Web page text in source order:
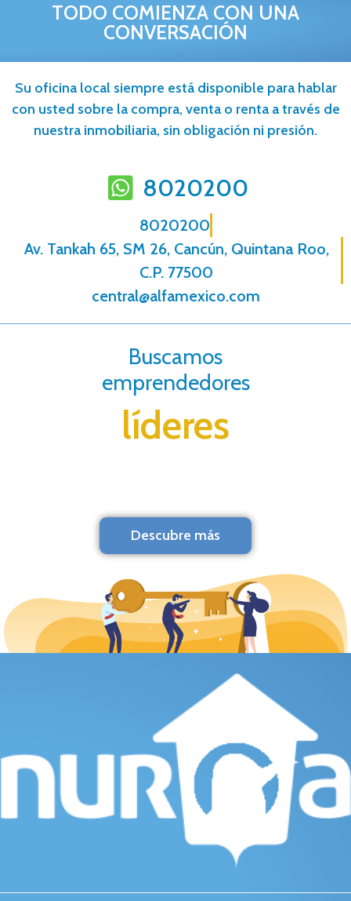
TODO COMIENZA CON UNA
CONVERSACIÓN
Su oficina local siempre está disponible para hablar
con usted sobre la compra, venta o renta a través de
nuestra inmobiliaria, sin obligación ni presión.
8020200
8020200
Av. Tankah 65, SM 26, Cancún, Quintana Roo,
C.P. 77500
central@alfamexico.com
Buscamos
emprendedores
líderes
Descubre más